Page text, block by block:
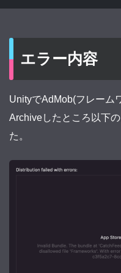
エラー内容
UnityでAdMob(フレーム
Archiveしたところ以下
た。